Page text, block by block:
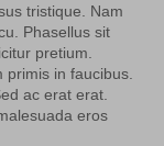
tristique. Nam
Phasellus sit
pretium.
in faucibus.
ac erat erat.
eros